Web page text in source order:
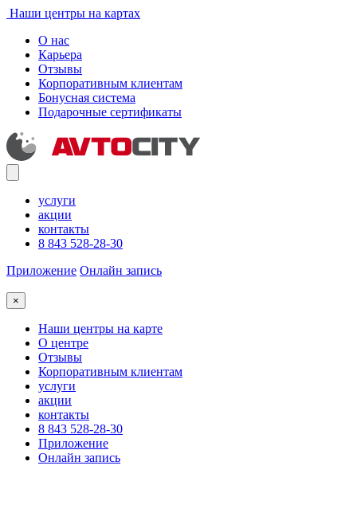
Наши центры на картах
О нас
Карьера
Отзывы
Корпоративным клиентам
Бонусная система
Подарочные сертификаты
услуги
акции
контакты
8 843 528-28-30
Приложение Онлайн запись
×
Наши центры на карте
О центре
Отзывы
Корпоративным клиентам
услуги
акции
контакты
8 843 528-28-30
Приложение
Онлайн запись